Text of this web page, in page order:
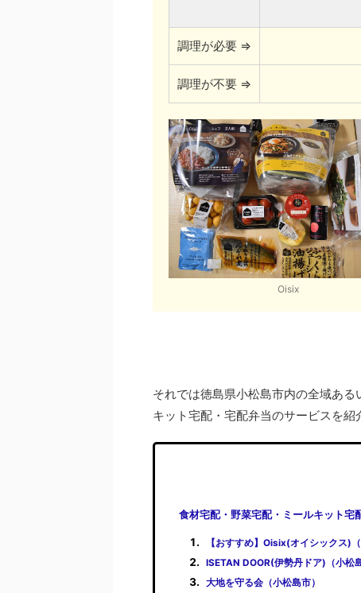
調理が必要 ⇒
調理が不要 ⇒
Oisix
それでは徳島県小松島市内の全域あ
キット宅配・宅配弁当のサービスを紹
食材宅配・野菜宅配・ミールキット宅
【おすすめ】Oisix(オイシックス)（
ISETAN DOOR(伊勢丹ドア)（小松
大地を守る会（小松島市）